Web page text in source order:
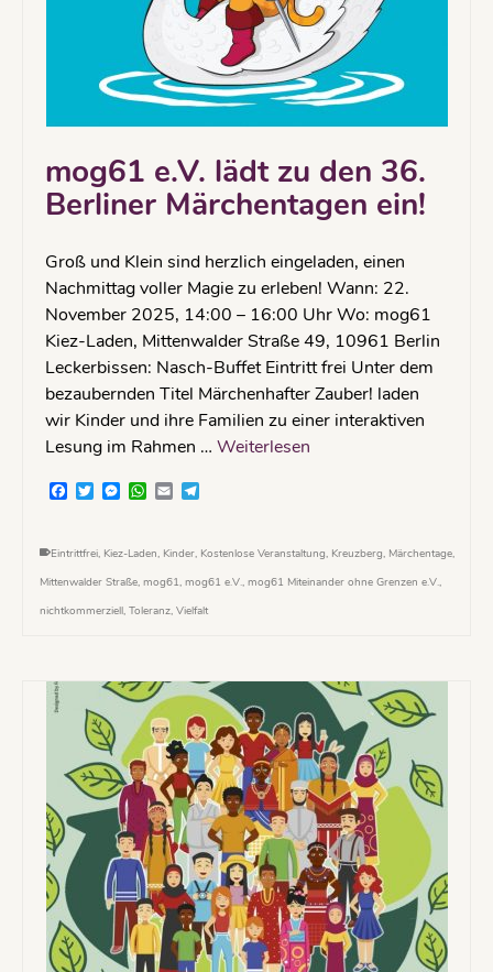
mog61 e.V. lädt zu den 36.
Berliner Märchentagen ein!
Groß und Klein sind herzlich eingeladen, einen
Nachmittag voller Magie zu erleben! Wann: 22.
November 2025, 14:00 – 16:00 Uhr Wo: mog61
Kiez-Laden, Mittenwalder Straße 49, 10961 Berlin
Leckerbissen: Nasch-Buffet Eintritt frei Unter dem
bezaubernden Titel Märchenhafter Zauber! laden
wir Kinder und ihre Familien zu einer interaktiven
Lesung im Rahmen … Weiterlesen
Facebook
TwitterMessenger
WhatsApp
Email
Eintrittfrei, Kiez-Laden, Kinder, Kostenlose Veranstaltung, Kreuzberg, Märchentage,
Mittenwalder Straße, mog61, mog61 e.V., mog61 Miteinander ohne Grenzen e.V.,
nichtkommerziell, Toleranz, Vielfalt